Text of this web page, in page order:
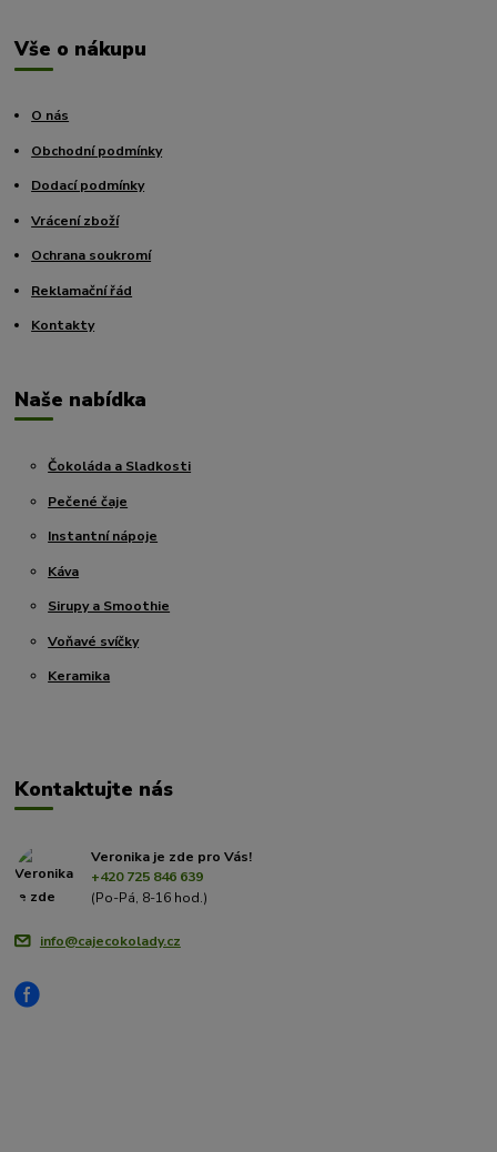
Vše o nákupu
O nás
Obchodní podmínky
Dodací podmínky
Vrácení zboží
Ochrana soukromí
Reklamační řád
Kontakty
Naše nabídka
Čokoláda a Sladkosti
Pečené čaje
Instantní nápoje
Káva
Sirupy a Smoothie
Voňavé svíčky
Keramika
Kontaktujte nás
Veronika je zde pro Vás!
+420 725 846 639
(Po-Pá, 8-16 hod.)
info@cajecokolady.cz